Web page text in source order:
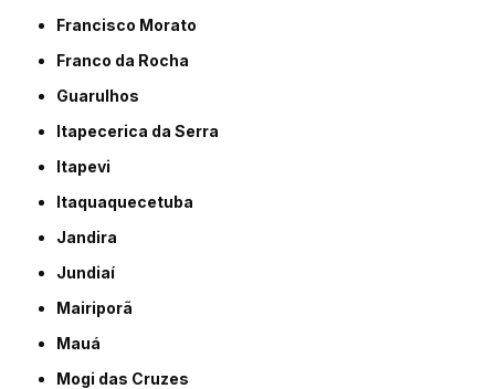
Francisco Morato
Franco da Rocha
Guarulhos
Itapecerica da Serra
Itapevi
Itaquaquecetuba
Jandira
Jundiaí
Mairiporã
Mauá
Mogi das Cruzes